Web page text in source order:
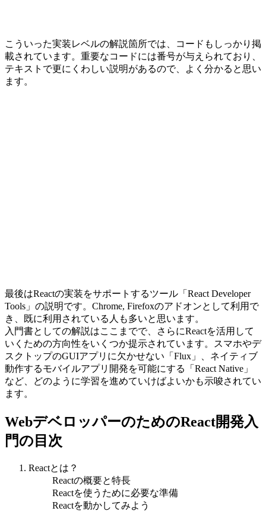
こういった実装レベルの解説箇所では、コードもしっかり掲
載されています。重要なコードには番号が与えられており、
テキストで更にくわしい説明があるので、よく分かると思い
ます。
最後はReactの実装をサポートするツール「React Developer
Tools」の説明です。Chrome, Firefoxのアドオンとして利用で
き、既に利用されている人も多いと思います。
入門書としての解説はここまでで、さらにReactを活用して
いくための方向性をいくつか提示されています。スマホやデ
スクトップのGUIアプリに欠かせない「Flux」、ネイティブ
動作するモバイルアプリ開発を可能にする「React Native」
など、どのように学習を進めていけばよいかも示唆されてい
ます。
WebデベロッパーのためのReact開発入
門の目次
Reactとは？
Reactの概要と特長
Reactを使うために必要な準備
Reactを動かしてみよう